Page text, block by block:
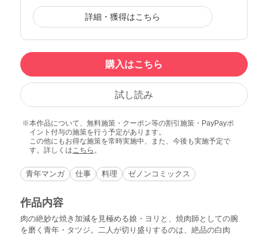
詳細・獲得はこちら
購入はこちら
試し読み
本作品について、無料施策・クーポン等の割引施策・PayPayポ
イント付与の施策を行う予定があります。
この他にもお得な施策を常時実施中、また、今後も実施予定で
す。詳しくは こちら 。
青年マンガ 仕事 料理 ゼノンコミックス
作品内容
肉の絶妙な焼き加減を見極める娘・ヨリと、焼肉師としての腕
を磨く青年・タツジ。二人が切り盛りするのは、絶品の白肉